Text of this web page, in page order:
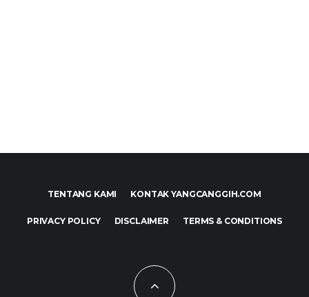
TENTANG KAMI KONTAK YANGCANGGIH.COM
PRIVACY POLICY DISCLAIMER TERMS & CONDITIONS